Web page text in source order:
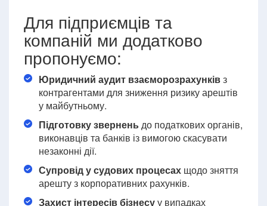
Для підприємців та
компаній ми додатково
пропонуємо:
Юридичний аудит взаєморозрахунківз
контрагентами для зниження ризику арештів
у майбутньому.
Підготовку зверненьдо податкових органів,
виконавців та банків із вимогою скасувати
незаконні дії.
Супровід у судових процесах щодо зняття
арешту з корпоративних рахунків.
Захист інтересів бізнесуу випадках